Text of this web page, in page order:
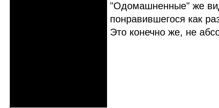
"Одомашненные" же
понравившегося как
Это конечно же, не